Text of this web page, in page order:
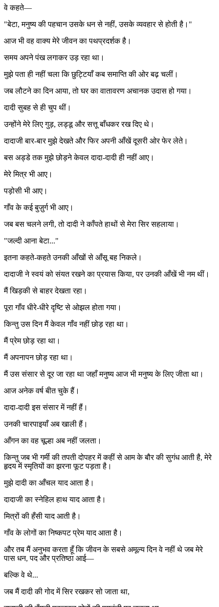
वे कहते—
"बेटा, मनुष्य की पहचान उसके धन से नहीं, उसके व्यवहार से होती है।"
आज भी वह वाक्य मेरे जीवन का पथप्रदर्शक है।
समय अपने पंख लगाकर उड़ रहा था।
मुझे पता ही नहीं चला कि छुट्टियाँ कब समाप्ति की ओर बढ़ चलीं।
जब लौटने का दिन आया, तो घर का वातावरण अचानक उदास हो गया।
दादी सुबह से ही चुप थीं।
उन्होंने मेरे लिए गुड़, लड्डू और सत्तू बाँधकर रख दिए थे।
दादाजी बार-बार मुझे देखते और फिर अपनी आँखें दूसरी ओर फेर लेते।
बस अड्डे तक मुझे छोड़ने केवल दादा-दादी ही नहीं आए।
मेरे मित्र भी आए।
पड़ोसी भी आए।
गाँव के कई बुज़ुर्ग भी आए।
जब बस चलने लगी, तो दादी ने काँपते हाथों से मेरा सिर सहलाया।
"जल्दी आना बेटा..."
इतना कहते-कहते उनकी आँखों से आँसू बह निकले।
दादाजी ने स्वयं को संयत रखने का प्रयास किया, पर उनकी आँखें भी नम थीं।
मैं खिड़की से बाहर देखता रहा।
पूरा गाँव धीरे-धीरे दृष्टि से ओझल होता गया।
किन्तु उस दिन मैं केवल गाँव नहीं छोड़ रहा था।
मैं प्रेम छोड़ रहा था।
मैं अपनापन छोड़ रहा था।
मैं उस संसार से दूर जा रहा था जहाँ मनुष्य आज भी मनुष्य के लिए जीता था।
आज अनेक वर्ष बीत चुके हैं।
दादा-दादी इस संसार में नहीं हैं।
उनकी चारपाइयाँ अब खाली हैं।
आँगन का वह चूल्हा अब नहीं जलता।
किन्तु जब भी गर्मी की तपती दोपहर में कहीं से आम के बौर की सुगंध आती है, मेरे
हृदय में स्मृतियों का झरना फूट पड़ता है।
मुझे दादी का आँचल याद आता है।
दादाजी का स्नेहिल हाथ याद आता है।
मित्रों की हँसी याद आती है।
गाँव के लोगों का निष्कपट प्रेम याद आता है।
और तब मैं अनुभव करता हूँ कि जीवन के सबसे अमूल्य दिन वे नहीं थे जब मेरे
पास धन, पद और प्रतिष्ठा आई—
बल्कि वे थे...
जब मैं दादी की गोद में सिर रखकर सो जाता था,